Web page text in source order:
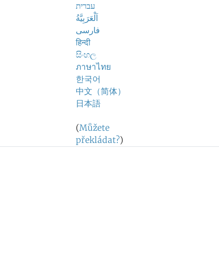
עברית
اَلْعَرَبِيَّةُ
فارسی
हिन्दी
සිංහල
ภาษาไทย
한국어
中文（简体）
日本語
(Můžete
překládat?)